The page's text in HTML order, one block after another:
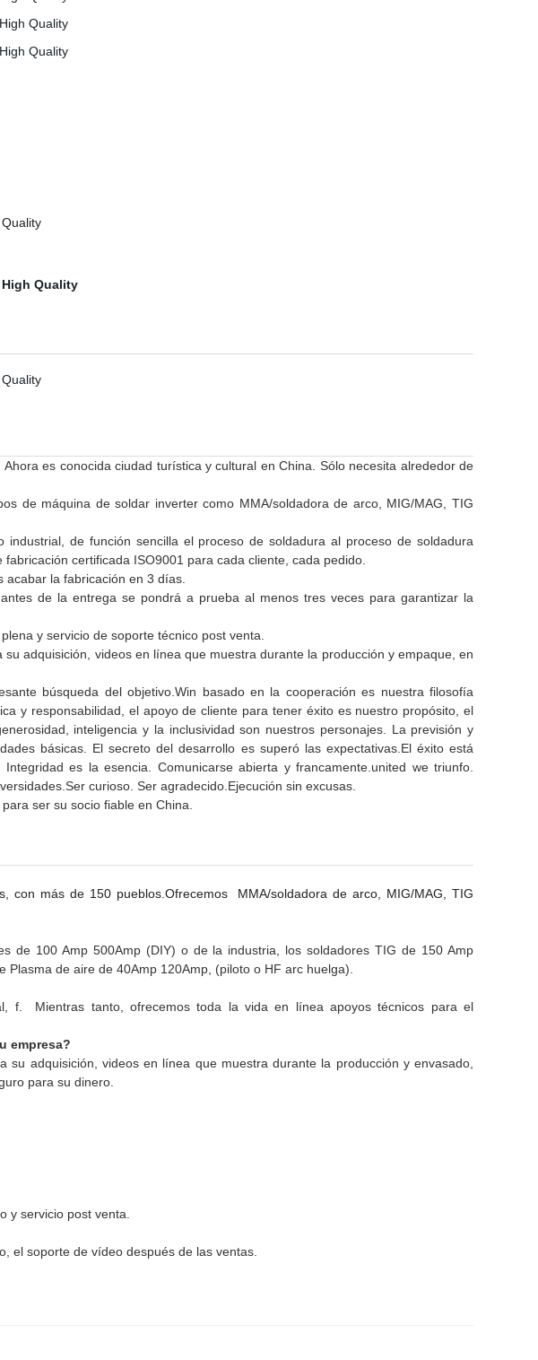
es conocida ciudad turística y cultural en China. Sólo necesita alrededor de
de máquina de soldar inverter como MMA/soldadora de arco, MIG/MAG, TIG
de función sencilla el proceso de soldadura al proceso de soldadura
certificada ISO9001 para cada cliente, cada pedido.
acabar la fabricación en 3 días.
de la entrega se pondrá a prueba al menos tres veces para garantizar la
y servicio de soporte técnico post venta.
adquisición, videos en línea que muestra durante la producción y empaque, en
búsqueda del objetivo.Win basado en la cooperación es nuestra filosofía
y responsabilidad, el apoyo de cliente para tener éxito es nuestro propósito, el
inteligencia y la inclusividad son nuestros personajes. La previsión y
básicas. El secreto del desarrollo es superó las expectativas.El éxito está
es la esencia. Comunicarse abierta y francamente.united we triunfo.
curioso. Ser agradecido.Ejecución sin excusas.
ser su socio fiable en China.
con más de 150 pueblos.Ofrecemos
MMA/soldadora de arco, MIG/MAG, TIG
de 100 Amp 500Amp (DIY) o de la industria, los soldadores TIG de 150 Amp
Plasma de aire de 40Amp 120Amp, (piloto o HF arc huelga).
f.
Mientras tanto, ofrecemos toda la vida en línea apoyos técnicos para el
empresa?
adquisición, videos en línea que muestra durante la producción y envasado,
para su dinero.
y servicio post venta.
el soporte de vídeo después de las ventas.